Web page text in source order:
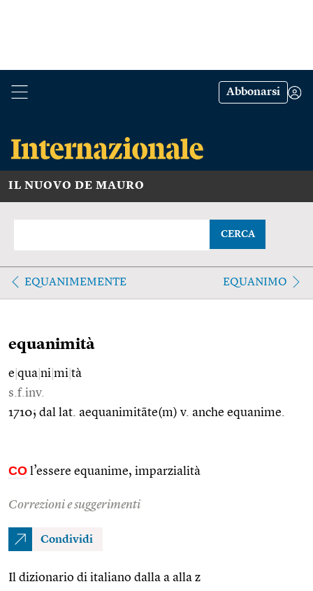
Abbonarsi
IL NUOVO DE MAURO
CERCA
EQUANIMEMENTE EQUANIMO
equanimità
e qua ni mi tà
s.f.inv.
1710; dal lat. aequanimitāte(m) v. anche equanime.
CO l’essere equanime, imparzialità
Correzioni e suggerimenti
Condividi
Il dizionario di italiano dalla a alla z